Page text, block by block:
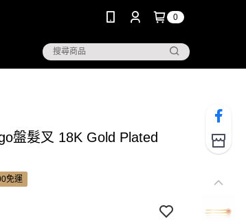
0
盤髮叉 18K Gold Plated
免運